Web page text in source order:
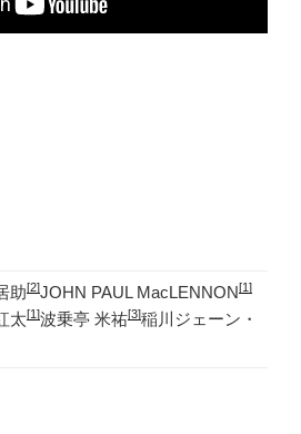
助[2]JOHN PAUL MacLENNON[1]
太[1]波乗亭 米祐[3]稲川ジェーン・